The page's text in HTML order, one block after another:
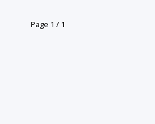
Page 1 / 1